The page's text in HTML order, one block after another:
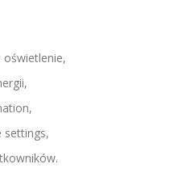
settings,